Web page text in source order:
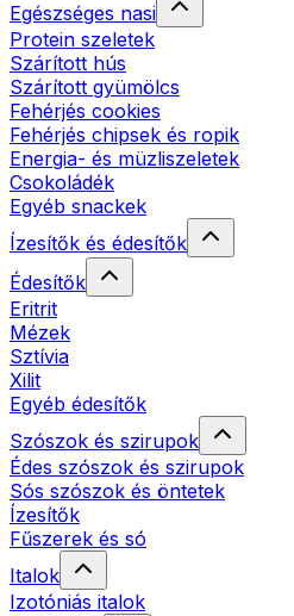
Egészséges nasi
Protein szeletek
Szárított hús
Szárított gyümölcs
Fehérjés cookies
Fehérjés chipsek és ropik
Energia- és müzliszeletek
Csokoládék
Egyéb snackek
Ízesítők és édesítők
Édesítők
Eritrit
Mézek
Sztívia
Xilit
Egyéb édesítők
Szószok és szirupok
Édes szószok és szirupok
Sós szószok és öntetek
Ízesítők
Fűszerek és só
Italok
Izotóniás italok